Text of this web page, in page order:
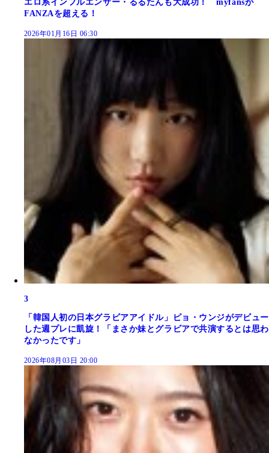
エロ系インフルエンサー・るるたんも大成功！ myfansが
FANZAを超える！
2026年01月16日 06:30
3
「韓国人初の日本グラビアアイドル」ピョ・ウンジがデビュー
した週プレに凱旋！「まさか妹とグラビアで共演するとは思わ
なかったです」
2026年08月03日 20:00